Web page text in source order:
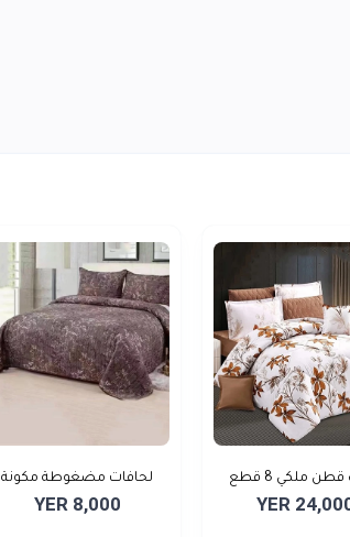
8 قطع
YER
لحافات مضغوطة مكونة
من...
YER 8,000